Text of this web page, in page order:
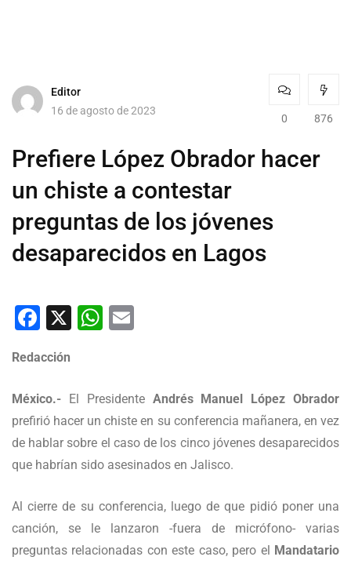
Editor
16 de agosto de 2023
0 876
Prefiere López Obrador hacer
un chiste a contestar
preguntas de los jóvenes
desaparecidos en Lagos
Facebook
X WhatsApp
Redacción
México.- El Presidente Andrés Manuel López Obrador
prefirió hacer un chiste en su conferencia mañanera, en vez
de hablar sobre el caso de los cinco jóvenes desaparecidos
que habrían sido asesinados en Jalisco.
Al cierre de su conferencia, luego de que pidió poner una
canción, se le lanzaron -fuera de micrófono- varias
preguntas relacionadas con este caso, pero el Mandatario